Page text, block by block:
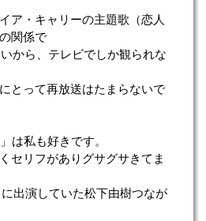
ア・キャリーの主題歌（恋人
関係で
から、テレビでしか観られな
とって再放送はたまらないで
は私も好きです。
セリフがありグサグサきてま
出演していた松下由樹つなが